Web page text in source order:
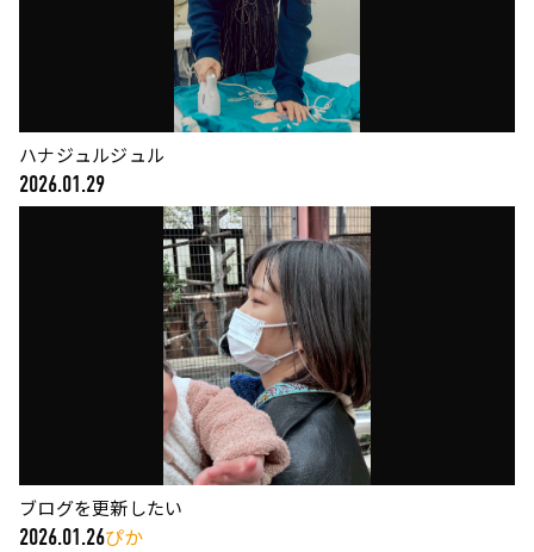
ハナジュルジュル
2026.01.29
ブログを更新したい
2026.01.26ぴか